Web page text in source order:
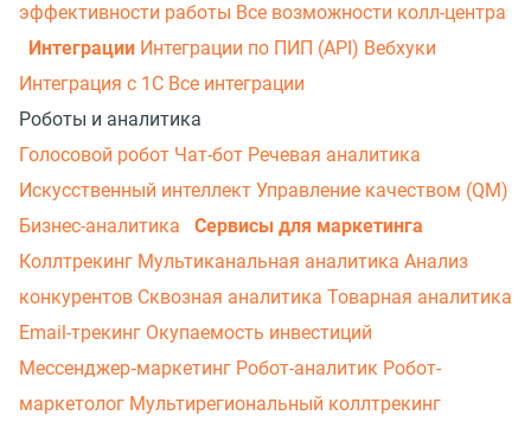
эффективности работы Все возможности колл-центра
Интеграции Интеграции по ПИП (API) Вебхуки
Интеграция с 1С Все интеграции
Роботы и аналитика
Голосовой робот Чат-бот Речевая аналитика
Искусственный интеллект Управление качеством (QM)
Бизнес-аналитика
Сервисы для маркетинга
Коллтрекинг Мультиканальная аналитика Анализ
конкурентов Сквозная аналитика Товарная аналитика
Email-трекинг Окупаемость инвестиций
Мессенджер‑маркетинг Робот-аналитик Робот-
маркетолог Мультирегиональный коллтрекинг